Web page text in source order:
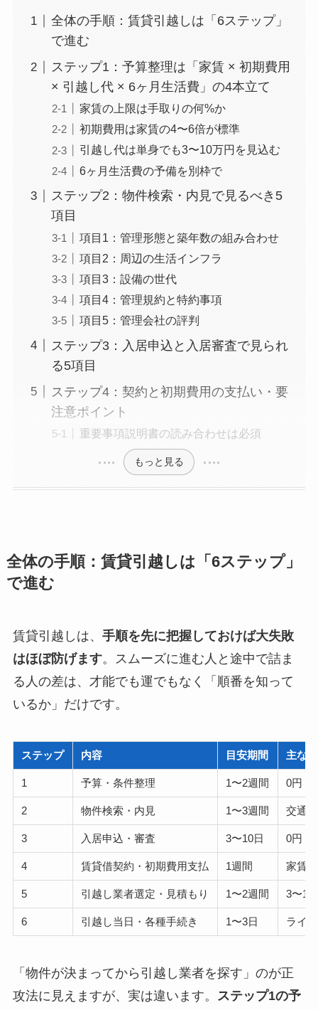
全体の手順：賃貸引越しは「6ステップ」
で進む
ステップ1：予算整理は「家賃 × 初期費用
× 引越し代 × 6ヶ月生活費」の4本立て
家賃の上限は手取りの何%か
初期費用は家賃の4〜6倍が標準
引越し代は単身でも3〜10万円を見込む
6ヶ月生活費の予備を別枠で
ステップ2：物件検索・内見で見るべき5
項目
項目1：管理形態と築年数の組み合わせ
項目2：周辺の生活インフラ
項目3：設備の世代
項目4：管理規約と特約事項
項目5：管理会社の評判
ステップ3：入居申込と入居審査で見られ
る5項目
ステップ4：契約と初期費用の支払い・要
注意ポイント
重要事項説明書の読み合わせは必須
もっと見る
全体の手順：賃貸引越しは「6ステップ」
で進む
賃貸引越しは、 手順を先に把握しておけば大失敗
はほぼ防げます。スムーズに進む人と途中で詰ま
る人の差は、才能でも運でもなく「順番を知って
いるか」だけです。
ステップ 内容 目安期間 主な
1 予算・条件整理 1〜2週間 0円
2 物件検索・内見 1〜3週間 交通
3 入居申込・審査 3〜10日 0円（
4 賃貸借契約・初期費用支払 1週間 家賃
5 引越し業者選定・見積もり 1〜2週間 3〜15
6 引越し当日・各種手続き 1〜3日 ライ
「物件が決まってから引越し業者を探す」のが正
攻法に見えますが、実は違います。
ステップ1の予